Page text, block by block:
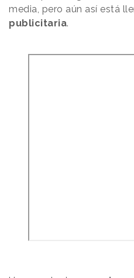
media, pero aún así está
publicitaria.